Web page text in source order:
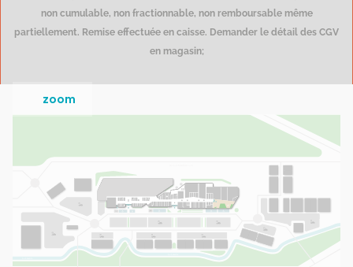
non cumulable, non fractionnable, non remboursable même
partiellement. Remise effectuée en caisse. Demander le détail des CGV
en magasin;
zoom